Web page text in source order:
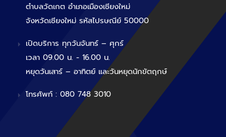
ตำบลวัดเกต อำเภอเมืองเชียงใหม่
จังหวัดเชียงใหม่ รหัสไปรษณีย์ 50000
เปิดบริการ ทุกวันจันทร์ – ศุกร์
เวลา 09.00 น. - 16.00 น.
หยุดวันเสาร์ – อาทิตย์ และวันหยุดนักขัตฤกษ์
โทรศัพท์ : 080 748 3010